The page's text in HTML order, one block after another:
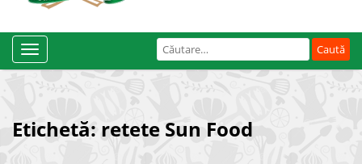
Caută
după:
Toggle
Navigation
Etichetă: retete Sun Food